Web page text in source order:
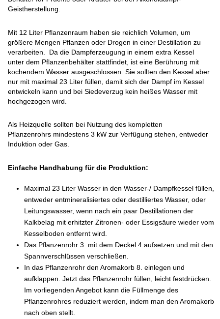
Geistherstellung.
Mit 12 Liter Pflanzenraum haben sie reichlich Volumen, um
größere Mengen Pflanzen oder Drogen in einer Destillation zu
verarbeiten. Da die Dampferzeugung in einem extra Kessel
unter dem Pflanzenbehälter stattfindet, ist eine Berührung mit
kochendem Wasser ausgeschlossen. Sie sollten den Kessel aber
nur mit maximal 23 Liter füllen, damit sich der Dampf im Kessel
entwickeln kann und bei Siedeverzug kein heißes Wasser mit
hochgezogen wird.
Als Heizquelle sollten bei Nutzung des kompletten
Pflanzenrohrs mindestens 3 kW zur Verfügung stehen, entweder
Induktion oder Gas.
Einfache Handhabung für die Produktion:
Maximal 23 Liter Wasser in den Wasser-/ Dampfkessel füllen,
entweder entmineralisiertes oder destilliertes Wasser, oder
Leitungswasser, wenn nach ein paar Destillationen der
Kalkbelag mit erhitzter Zitronen- oder Essigsäure wieder vom
Kesselboden entfernt wird.
Das Pflanzenrohr 3. mit dem Deckel 4 aufsetzen und mit den
Spannverschlüssen verschließen.
In das Pflanzenrohr den Aromakorb 8. einlegen und
aufklappen. Jetzt das Pflanzenrohr füllen, leicht festdrücken.
Im vorliegenden Angebot kann die Füllmenge des
Pflanzenrohres reduziert werden, indem man den Aromakorb
nach oben stellt.